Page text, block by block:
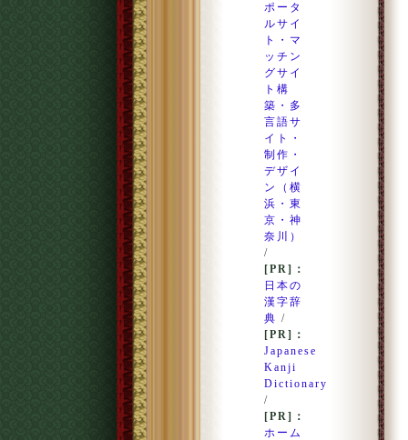
ポータ
ルサイ
ト・マ
ッチン
グサイ
ト構
築・多
言語サ
イト・
制作・
デザイ
ン（横
浜・東
京・神
奈川）
/
[PR]：
日本の
漢字辞
典 /
[PR]：
Japanese
Kanji
Dictionary
/
[PR]：
ホーム